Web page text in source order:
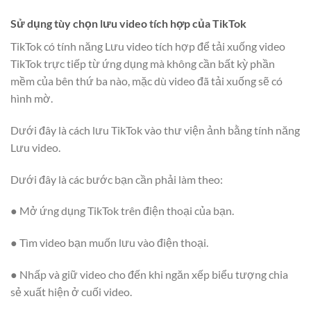
Sử dụng tùy chọn lưu video tích hợp của TikTok
TikTok có tính năng Lưu video tích hợp để tải xuống video
TikTok trực tiếp từ ứng dụng mà không cần bất kỳ phần
mềm của bên thứ ba nào, mặc dù video đã tải xuống sẽ có
hình mờ.
Dưới đây là cách lưu TikTok vào thư viện ảnh bằng tính năng
Lưu video.
Dưới đây là các bước bạn cần phải làm theo:
● Mở ứng dụng TikTok trên điện thoại của bạn.
● Tìm video bạn muốn lưu vào điện thoại.
● Nhấp và giữ video cho đến khi ngăn xếp biểu tượng chia
sẻ xuất hiện ở cuối video.